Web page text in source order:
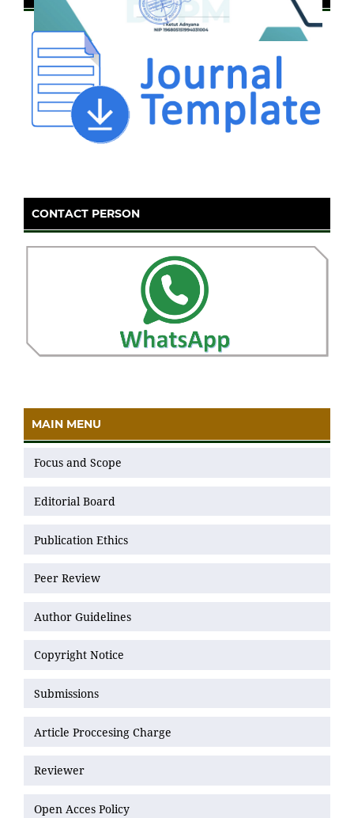
CONTACT PERSON
MAIN MENU
Focus and Scope
Editorial Board
Publication Ethics
Peer Review
Author Guidelines
Copyright Notice
Submissions
Article Proccesing Charge
Reviewer
Open Acces Policy